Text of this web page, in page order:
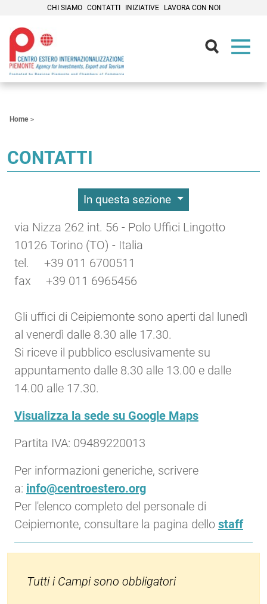
CHI SIAMO CONTATTI INIZIATIVE LAVORA CON NOI
Home
CONTATTI
In questa sezione
via Nizza 262 int. 56 - Polo Uffici Lingotto
10126 Torino (TO) - Italia
tel. +39 011 6700511
fax +39 011 6965456
Gli uffici di Ceipiemonte sono aperti dal lunedì
al venerdì dalle 8.30 alle 17.30.
Si riceve il pubblico esclusivamente su
appuntamento dalle 8.30 alle 13.00 e dalle
14.00 alle 17.30.
Visualizza la sede su Google Maps
Partita IVA: 09489220013
Per informazioni generiche, scrivere
a: info@centroestero.org
Per l'elenco completo del personale di
Ceipiemonte, consultare la pagina dello staff
Tutti i Campi sono obbligatori